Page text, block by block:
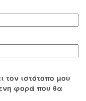
τον ιστότοπο μου
φορά που θα